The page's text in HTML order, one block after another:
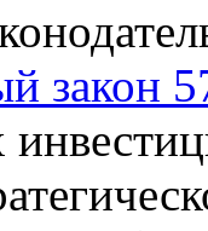
закон